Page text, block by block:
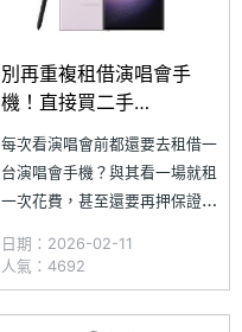
別再重複租借演唱會手
機！直接買二手
實更划算又超值(2026.2)
每次看演唱會前都還要去租借一
台演唱會手機？與其看一場就租
一次花費，甚至還要再押保證
SAMSUNG Galaxy S23 Ultra
來的更加實際！三星 S23 Ultra
作為演唱會手機的鼻祖，不僅擁
日期：2026-02-11
人氣：4692